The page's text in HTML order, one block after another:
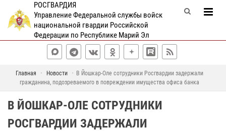
РОСГВАРДИЯ
Управление Федеральной службы войск
национальной гвардии Российской
Федерации по Республике Марий Эл
Главная Новости
В Йошкар-Оле сотрудники Росгвардии задержали
гражданина, подозреваемого в повреждении имущества офиса банка
В ЙОШКАР-ОЛЕ СОТРУДНИКИ
РОСГВАРДИИ ЗАДЕРЖАЛИ